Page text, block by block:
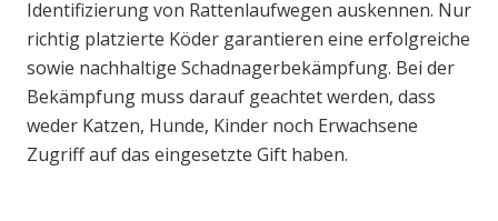
Identifizierung von Rattenlaufwegen auskennen. Nur
richtig platzierte Köder garantieren eine erfolgreiche
sowie nachhaltige Schadnagerbekämpfung. Bei der
Bekämpfung muss darauf geachtet werden, dass
weder Katzen, Hunde, Kinder noch Erwachsene
Zugriff auf das eingesetzte Gift haben.